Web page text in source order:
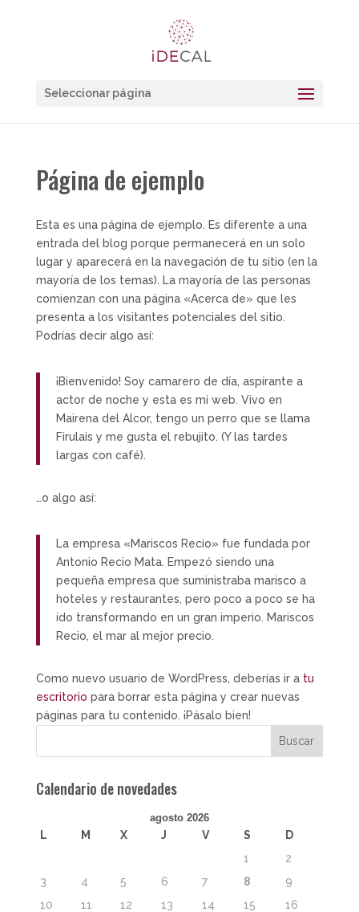
Seleccionar página
Página de ejemplo
Esta es una página de ejemplo. Es diferente a una
entrada del blog porque permanecerá en un solo
lugar y aparecerá en la navegación de tu sitio (en la
mayoría de los temas). La mayoría de las personas
comienzan con una página «Acerca de» que les
presenta a los visitantes potenciales del sitio.
Podrías decir algo así:
¡Bienvenido! Soy camarero de día, aspirante a
actor de noche y esta es mi web. Vivo en
Mairena del Alcor, tengo un perro que se llama
Firulais y me gusta el rebujito. (Y las tardes
largas con café).
…o algo así:
La empresa «Mariscos Recio» fue fundada por
Antonio Recio Mata. Empezó siendo una
pequeña empresa que suministraba marisco a
hoteles y restaurantes, pero poco a poco se ha
ido transformando en un gran imperio. Mariscos
Recio, el mar al mejor precio.
Como nuevo usuario de WordPress, deberías ir a tu
escritorio para borrar esta página y crear nuevas
páginas para tu contenido. ¡Pásalo bien!
Calendario de novedades
agosto 2026
L M X J V S
D
1
2
3
4 5 6 7 8
9
10
11 12 13 14 15
16